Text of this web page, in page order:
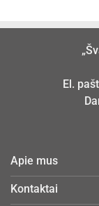
El.
Apie mus
Kontaktai